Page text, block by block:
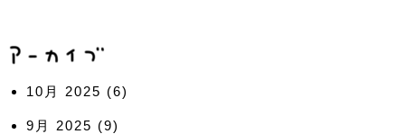
10月 2025 (6)
9月 2025 (9)